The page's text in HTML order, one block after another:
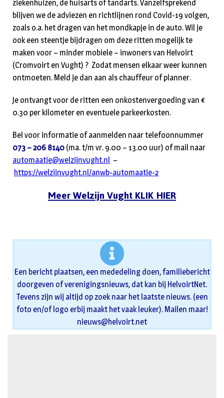
ziekenhuizen, de huisarts of tandarts. Vanzelfsprekend
blijven we de adviezen en richtlijnen rond Covid-19 volgen,
zoals o.a. het dragen van het mondkapje in de auto. Wil je
ook een steentje bijdragen om deze ritten mogelijk te
maken voor – minder mobiele – inwoners van Helvoirt
(Cromvoirt en Vught) ? Zodat mensen elkaar weer kunnen
ontmoeten. Meld je dan aan als chauffeur of planner.
Je ontvangt voor de ritten een onkostenvergoeding van €
0.30 per kilometer en eventuele parkeerkosten.
Bel voor informatie of aanmelden naar telefoonnummer
073 – 206 8140 (ma. t/m vr. 9.00 – 13.00 uur) of mail naar
automaatje@welzijnvught.nl –
https://welzijnvught.nl/anwb-automaatje-2
Meer Welzijn Vught KLIK HIER
Een bericht plaatsen, een mededeling doen, familiebericht
doorgeven of verenigingsnieuws, dat kan bij HelvoirtNet.
Tevens zijn wij altijd op zoek naar het laatste nieuws. (een
foto en/of logo erbij maakt het vaak leuker). Mailen maar!
nieuws@helvoirt.net